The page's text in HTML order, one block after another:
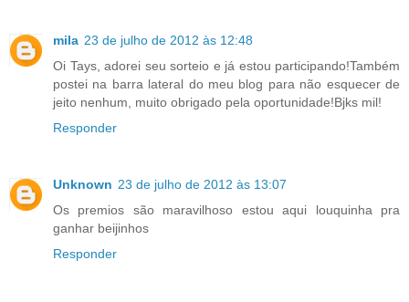
mila 23 de julho de 2012 às 12:48
Oi Tays, adorei seu sorteio e já estou participando!Também
postei na barra lateral do meu blog para não esquecer de
jeito nenhum, muito obrigado pela oportunidade!Bjks mil!
Responder
Unknown 23 de julho de 2012 às 13:07
Os premios são maravilhoso estou aqui louquinha pra
ganhar beijinhos
Responder